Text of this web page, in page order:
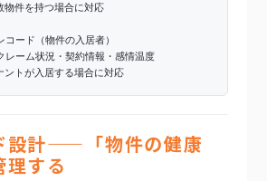
件を持つ場合に対応
ード（物件の入居者）
レーム状況・契約情報・感情温度
トが入居する場合に対応
設計——「物件の健康
理する